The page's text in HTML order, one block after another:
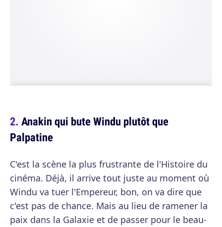
Anakin qui bute Windu plutôt que
Palpatine
C'est la scène la plus frustrante de l'Histoire du
cinéma. Déjà, il arrive tout juste au moment où
Windu va tuer l'Empereur, bon, on va dire que
c'est pas de chance. Mais au lieu de ramener la
paix dans la Galaxie et de passer pour le beau-